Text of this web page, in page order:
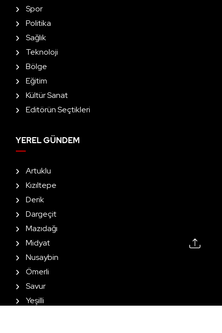
Spor
Politika
Sağlık
Teknoloji
Bölge
Eğitim
Kültür Sanat
Editörün Seçtikleri
YEREL GÜNDEM
Artuklu
Kızıltepe
Derik
Dargeçit
Mazıdağı
Midyat
Nusaybin
Ömerli
Savur
Yeşilli